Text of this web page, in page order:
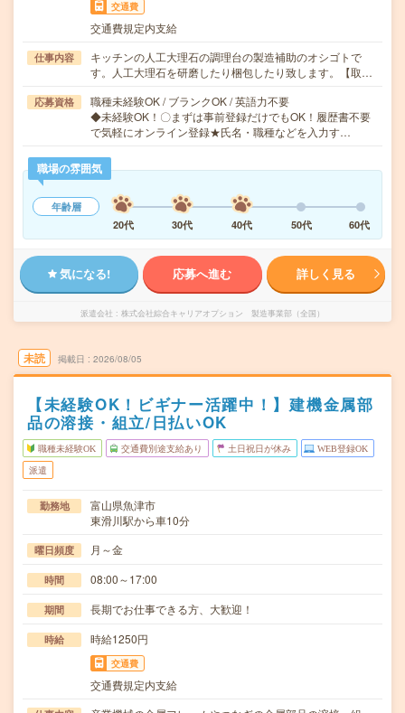
交通費
交通費規定内支給
仕事内容
キッチンの人工大理石の調理台の製造補助のオシゴトで
す。人工大理石を研磨したり梱包したり致します。【取…
応募資格
職種未経験OK / ブランクOK / 英語力不要
◆未経験OK！〇まずは事前登録だけでもOK！履歴書不要
で気軽にオンライン登録★氏名・職種などを入力す…
職場の雰囲気
年齢層
20代
30代 40代 50代 60代
気になる! 応募へ進む 詳しく見る
派遣会社 株式会社綜合キャリアオプション 製造事業部（全国）
未読 掲載日 2026/08/05
【未経験OK！ビギナー活躍中！】建機金属部
品の溶接・組立/日払いOK
職種未経験OK 交通費別途支給あり 土日祝日が休み WEB登録OK
派遣
勤務地
富山県魚津市
東滑川駅から車10分
曜日頻度 月～金
時間 08:00～17:00
期間 長期でお仕事できる方、大歓迎！
時給 時給1250円
交通費
交通費規定内支給